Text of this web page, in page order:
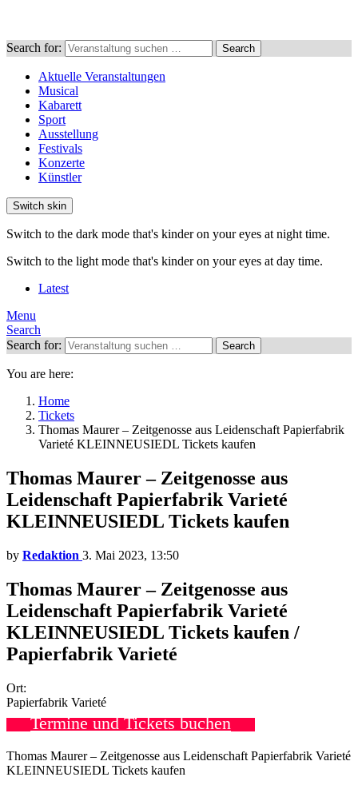
Search for: Search
Aktuelle Veranstaltungen
Musical
Kabarett
Sport
Ausstellung
Festivals
Konzerte
Künstler
Switch skin
Switch to the dark mode that's kinder on your eyes at night time.
Switch to the light mode that's kinder on your eyes at day time.
Latest
Menu
Search
Search for:
Search
You are here:
Home
Tickets
Thomas Maurer – Zeitgenosse aus Leidenschaft Papierfabrik
Varieté KLEINNEUSIEDL Tickets kaufen
Thomas Maurer – Zeitgenosse aus
Leidenschaft Papierfabrik Varieté
KLEINNEUSIEDL Tickets kaufen
by Redaktion 3. Mai 2023, 13:50
Thomas Maurer – Zeitgenosse aus
Leidenschaft Papierfabrik Varieté
KLEINNEUSIEDL Tickets kaufen /
Papierfabrik Varieté
Ort:
Papierfabrik Varieté
Termine und Tickets buchen
Thomas Maurer – Zeitgenosse aus Leidenschaft Papierfabrik Varieté
KLEINNEUSIEDL Tickets kaufen